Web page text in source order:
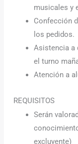
musicales y
Confección
los pedidos.
Asistencia a
el turno
Atención a
REQUISITOS
Serán
excluyente)